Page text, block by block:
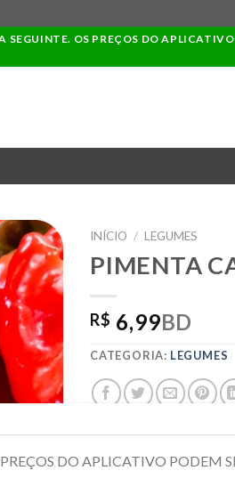
OS PREÇOS DO
DE
INÍCIO / LEGUMES
PIMENTA
R$ 6,99BD
CATEGORIA: LEGUMES
DO APLICATIVO PODEM